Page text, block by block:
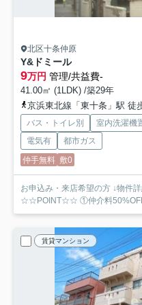
北区十条仲原
Y&ドミール
9万円 管理/共益費-
41.00㎡ (1LDK) /築29年
京浜東北線「東十条」駅 徒
バス・トイレ別 室内洗濯機
電気有
都市ガス
仲手無料 敷0
お申込み・来店希望の方 ↓物件
☆☆POINT☆☆ ①仲介料
賃貸マンション